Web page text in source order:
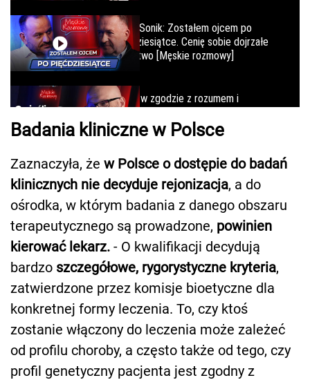
Badania kliniczne w Polsce
Zaznaczyła, że w Polsce o dostępie do badań
klinicznych nie decyduje rejonizacja, a do
ośrodka, w którym badania z danego obszaru
terapeutycznego są prowadzone, powinien
kierować lekarz. - O kwalifikacji decydują
bardzo szczegółowe, rygorystyczne kryteria,
zatwierdzone przez komisje bioetyczne dla
konkretnej formy leczenia. To, czy ktoś
zostanie włączony do leczenia może zależeć
od profilu choroby, a często także od tego, czy
profil genetyczny pacjenta jest zgodny z